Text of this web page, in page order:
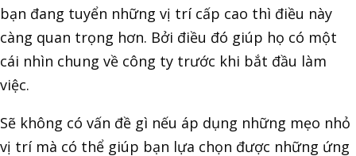
bạn đang tuyển những vị trí cấp cao thì điều này
càng quan trọng hơn. Bởi điều đó giúp họ có một
cái nhìn chung về công ty trước khi bắt đầu làm
việc.
Sẽ không có vấn đề gì nếu áp dụng những mẹo nhỏ
vị trí mà có thể giúp bạn lựa chọn được những ứng